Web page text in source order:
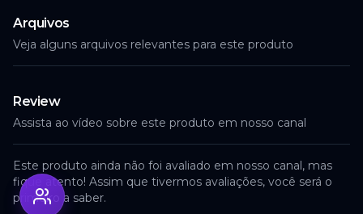
Arquivos
Veja alguns arquivos relevantes para este produto
Review
Assista ao vídeo sobre este produto em nosso canal
Este produto ainda não foi avaliado em nosso canal, mas
fique atento! Assim que tivermos avaliações, você será o
primeiro a saber.